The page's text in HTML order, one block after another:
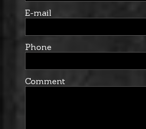
E-mail
Phone
Comment